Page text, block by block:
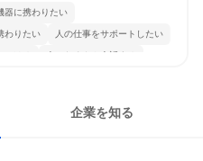
器に携わりたい
わりたい 人の仕事をサポートしたい
ける 人とたくさん会話する
企業を知る